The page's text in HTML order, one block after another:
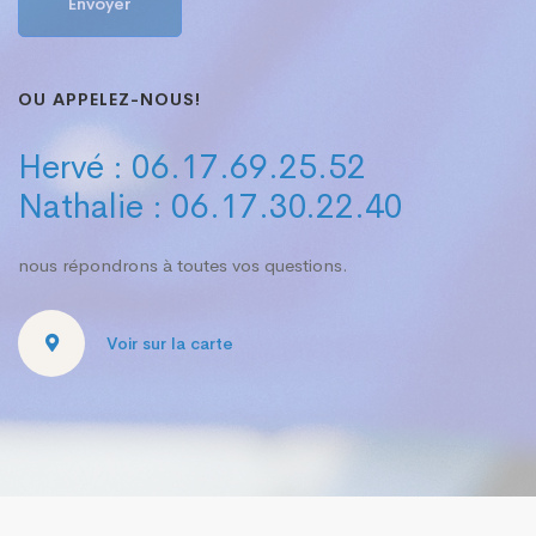
OU APPELEZ-NOUS!
Hervé : 06.17.69.25.52
Nathalie : 06.17.30.22.40
nous répondrons à toutes vos questions.
Voir sur la carte